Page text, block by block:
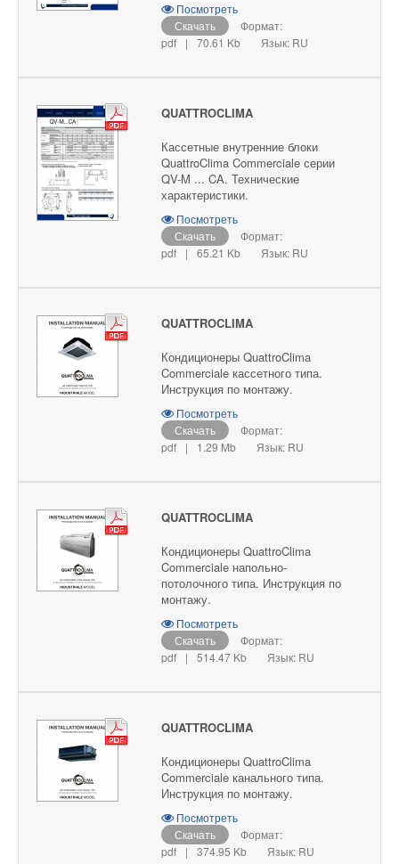
Посмотреть
Скачать
Формат:
pdf
| 70.61 Kb Язык: RU
QUATTROCLIMA
Кассетные внутренние блоки
QuattroClima Commerciale серии
QV-M ... CA. Технические
характеристики.
Посмотреть
Скачать
Формат:
pdf
| 65.21 Kb Язык: RU
QUATTROCLIMA
Кондиционеры QuattroClima
Commerciale кассетного типа.
Инструкция по монтажу.
Посмотреть
Скачать
Формат:
pdf
| 1.29 Mb Язык: RU
QUATTROCLIMA
Кондиционеры QuattroClima
Commerciale напольно-
потолочного типа. Инструкция по
монтажу.
Посмотреть
Скачать
Формат:
pdf
| 514.47 Kb Язык: RU
QUATTROCLIMA
Кондиционеры QuattroClima
Commerciale канального типа.
Инструкция по монтажу.
Посмотреть
Скачать
Формат:
pdf
| 374.95 Kb Язык: RU